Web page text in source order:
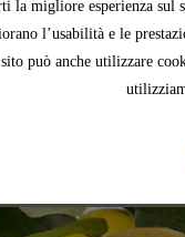
la migliore esperienza
l’usabilità e le
può anche utilizzare